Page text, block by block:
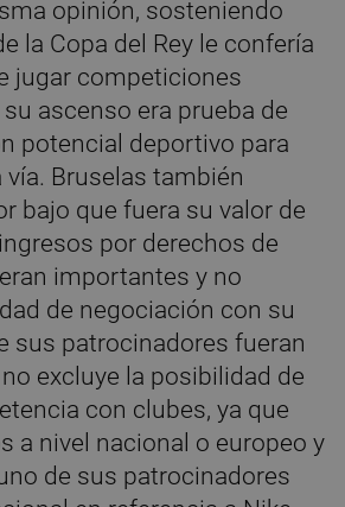
opinión, sosteniendo
la Copa del Rey le confería
jugar competiciones
ascenso era prueba de
potencial deportivo para
vía. Bruselas también
bajo que fuera su valor de
por derechos de
importantes y no
de negociación con su
sus patrocinadores fueran
excluye la posibilidad de
con clubes, ya que
a nivel nacional o europeo y
de sus patrocinadores